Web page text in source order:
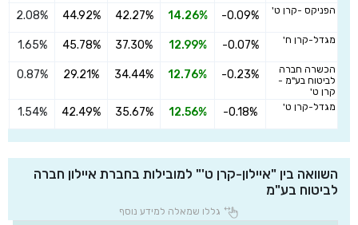
הפניקס -קרן ט' -0.09%
14.26%
42.27%
44.92%
2.08%
מגדל-קרן ח' -0.07%
12.99%
37.30%
45.78%
1.65%
הכשרה חברה
לביטוח בע"מ -
קרן ט'
-0.23%
12.76%
34.44%
29.21%
0.87%
מגדל-קרן ט' -0.18%
12.56%
35.67%
42.49%
1.54%
השוואה בין "איילון-קרן ט'" למובילות בחברת איילון חברה
לביטוח בע"מ
גללו שמאלה למידע נוסף